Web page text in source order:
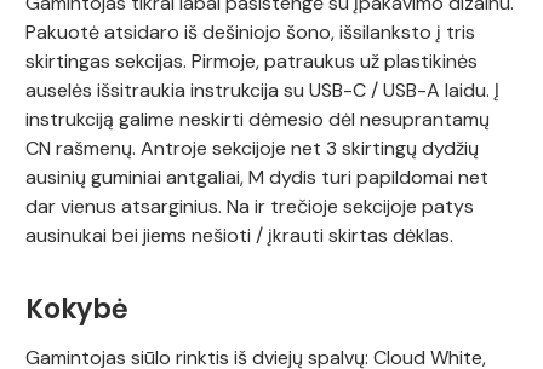
Pakuotė atsidaro iš dešiniojo šono, išsilanksto į tris
skirtingas sekcijas. Pirmoje, patraukus už plastikinės
auselės išsitraukia instrukcija su USB-C / USB-A laidu. Į
instrukciją galime neskirti dėmesio dėl nesuprantamų
CN rašmenų. Antroje sekcijoje net 3 skirtingų dydžių
ausinių guminiai antgaliai, M dydis turi papildomai net
dar vienus atsarginius. Na ir trečioje sekcijoje patys
ausinukai bei jiems nešioti / įkrauti skirtas dėklas.
Kokybė
Gamintojas siūlo rinktis iš dviejų spalvų: Cloud White,